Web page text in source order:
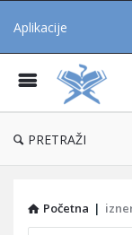
Aplikacije
PRETRAŽI
Početna |